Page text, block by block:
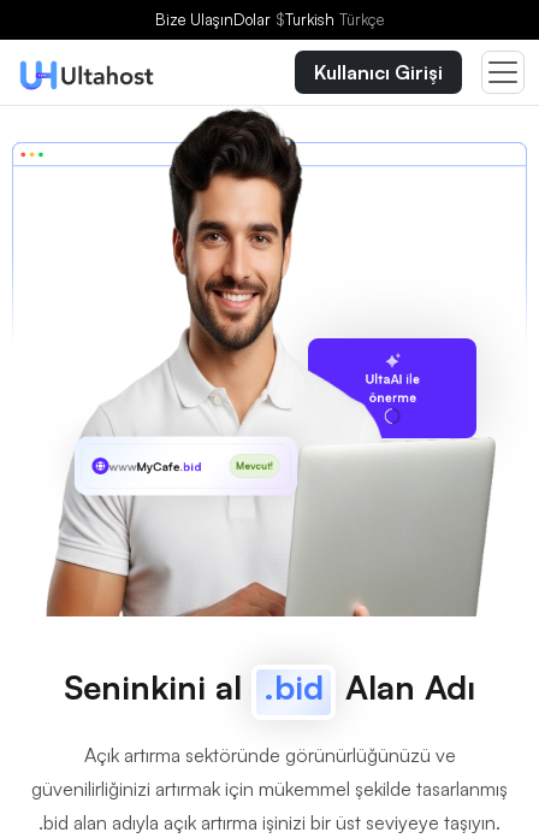
Bize UlaşınDolar $Turkish Türkçe
Kullanıcı Girişi
UltaAI ile
önerme
wwwMyCafe.bid Mevcut!
Seninkini al .bid Alan Adı
Açık artırma sektöründe görünürlüğünüzü ve
güvenilirliğinizi artırmak için mükemmel şekilde tasarlanmış
.bid alan adıyla açık artırma işinizi bir üst seviyeye taşıyın.